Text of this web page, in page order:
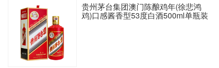
贵州茅台集团澳门陈酿鸡年(徐悲鸿
鸡)口感酱香型53度白酒500ml单瓶装